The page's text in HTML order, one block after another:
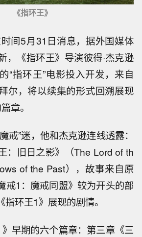
《指环王》
间5月31日消息，据外国媒体
，《指环王》导演彼得·杰克逊
“指环王”电影投入开发，来自
尔，将以续集的形式回溯展现
章。
戒”迷，他和杰克逊连线透露：
：旧日之影》（The Lord of th
of the Past），故事来自原
戒1：魔戒同盟》较为开头的部
环王1》展现的剧情。
早期的六个篇章：第三章《三